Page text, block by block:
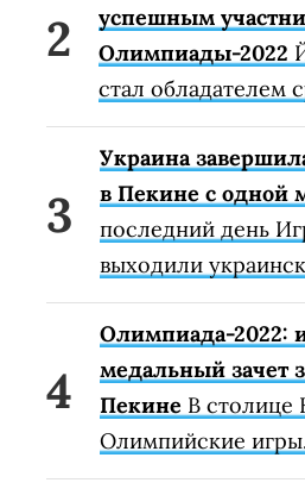
успешным
Олимпиады-2022
стал обладателем
Украина
в Пекине с одной
последний день
выходили
Олимпиада-2022:
медальный зачет
Пекине В столице
Олимпийские